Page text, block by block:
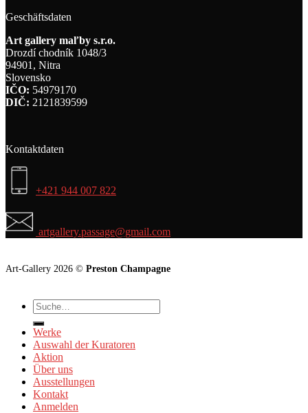
Geschäftsdaten
Art gallery maľby s.r.o.
Drozdí chodník 1048/3
94901, Nitra
Slovensko
IČO: 54979170
DIČ: 2121839599
Kontaktdaten
+421 944 007 822
artgallery.passage@gmail.com
Art-Gallery 2026 © Preston Champagne
Suche
nach:
Werke
Auswahl der Kuratoren
Aktion
Über uns
Ausstellungen
Kontakt
Anmelden